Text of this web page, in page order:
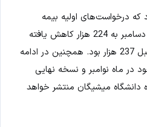
که درخواست‌های اولیه بیمه
بیکاری در هفته منتهی به 15 دسامبر به 224 هزار کاهش یافته
است، در حالی که رقم هفته قبل 237 هزار بود. همچنین در ادامه
در ماه نوامبر و نسخه نهایی
میشیگان منتشر خواهد